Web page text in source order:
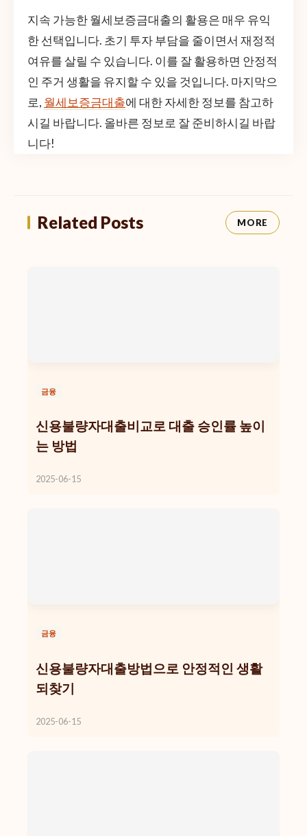
지속 가능한 월세보증금대출의 활용은 매우 유익
한 선택입니다. 초기 투자 부담을 줄이면서 재정적
여유를 살릴 수 있습니다. 이를 잘 활용하면 안정적
인 주거 생활을 유지할 수 있을 것입니다. 마지막으
로, 월세보증금대출에 대한 자세한 정보를 참고하
시길 바랍니다. 올바른 정보로 잘 준비하시길 바랍
니다!
Related Posts MORE
금융
신용불량자대출비교로 대출 승인률 높이
는 방법
2025-06-15
금융
신용불량자대출방법으로 안정적인 생활
되찾기
2025-06-15